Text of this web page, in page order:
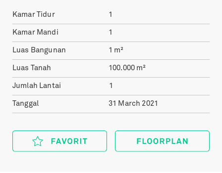
Kamar Tidur 1
Kamar Mandi 1
Luas Bangunan 1 m²
Luas Tanah 100.000 m²
Jumlah Lantai 1
Tanggal 31 March 2021